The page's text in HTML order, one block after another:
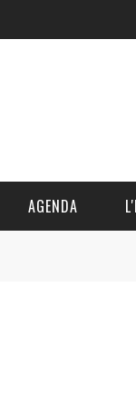
AGENDA